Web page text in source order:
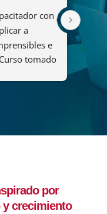
con
a
e
tomado
El
por
y crecimiento